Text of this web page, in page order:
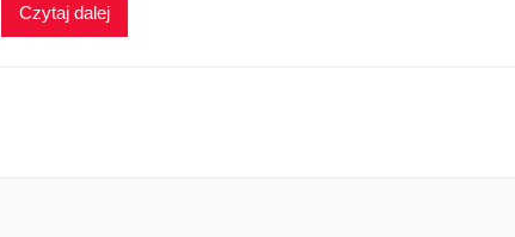
Czytaj dalej